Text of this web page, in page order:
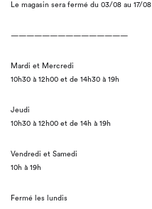
Le magasin sera fermé du 03/08 au 17/08
———————————————
Mardi et Mercredi
10h30 à 12h00 et de 14h30 à 19h
Jeudi
10h30 à 12h00 et de 14h à 19h
Vendredi et Samedi
10h à 19h
Fermé les lundis